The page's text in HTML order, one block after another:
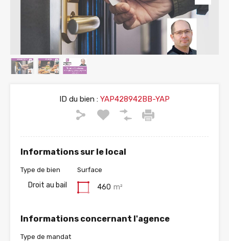
ID du bien : YAP428942BB-YAP
Informations sur le local
Type de bien
Droit au bail
Surface
460 m²
Informations concernant l'agence
Type de mandat